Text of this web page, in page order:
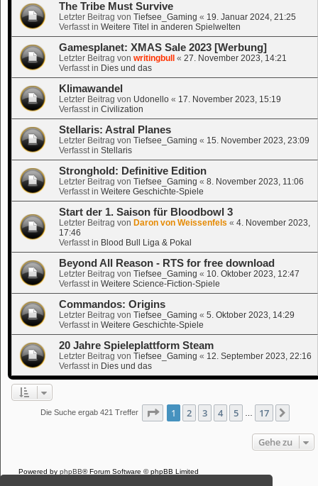
The Tribe Must Survive
Letzter Beitrag von Tiefsee_Gaming « 19. Januar 2024, 21:25
Verfasst in Weitere Titel in anderen Spielwelten
Gamesplanet: XMAS Sale 2023 [Werbung]
Letzter Beitrag von writingbull « 27. November 2023, 14:21
Verfasst in Dies und das
Klimawandel
Letzter Beitrag von Udonello « 17. November 2023, 15:19
Verfasst in Civilization
Stellaris: Astral Planes
Letzter Beitrag von Tiefsee_Gaming « 15. November 2023, 23:09
Verfasst in Stellaris
Stronghold: Definitive Edition
Letzter Beitrag von Tiefsee_Gaming « 8. November 2023, 11:06
Verfasst in Weitere Geschichte-Spiele
Start der 1. Saison für Bloodbowl 3
Letzter Beitrag von Daron von Weissenfels « 4. November 2023,
17:46
Verfasst in Blood Bull Liga & Pokal
Beyond All Reason - RTS for free download
Letzter Beitrag von Tiefsee_Gaming « 10. Oktober 2023, 12:47
Verfasst in Weitere Science-Fiction-Spiele
Commandos: Origins
Letzter Beitrag von Tiefsee_Gaming « 5. Oktober 2023, 14:29
Verfasst in Weitere Geschichte-Spiele
20 Jahre Spieleplattform Steam
Letzter Beitrag von Tiefsee_Gaming « 12. September 2023, 22:16
Verfasst in Dies und das
Die Suche ergab 421 Treffer Seite 1von 17
1 2 3 4 5 17
Gehe zu
Powered by phpBB® Forum Software © phpBB Limited